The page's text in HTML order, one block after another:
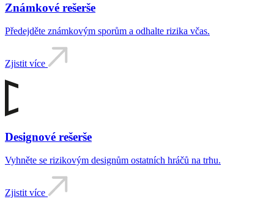
Známkové rešerše
Předejděte známkovým sporům a odhalte rizika včas.
Zjistit více
Designové rešerše
Vyhněte se rizikovým designům ostatních hráčů na trhu.
Zjistit více